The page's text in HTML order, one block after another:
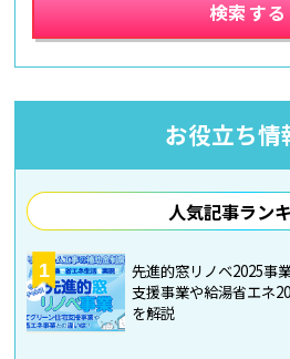
お役立ち情
人気記事ラン
1
先進的窓リノベ2025事
支援事業や給湯省エネ
を解説